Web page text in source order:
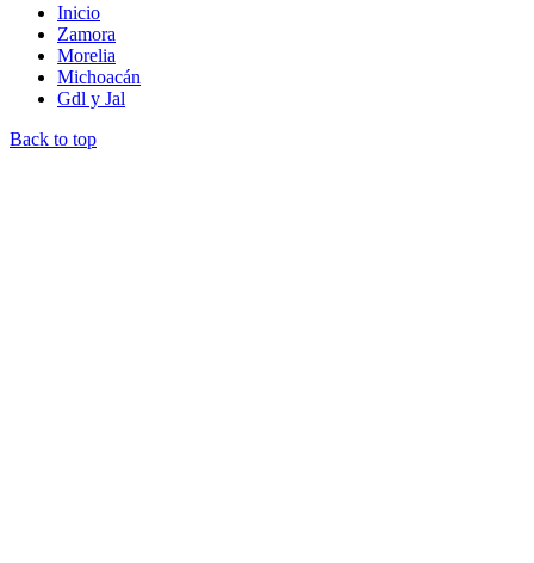
Inicio
Zamora
Morelia
Michoacán
Gdl y Jal
Back to top